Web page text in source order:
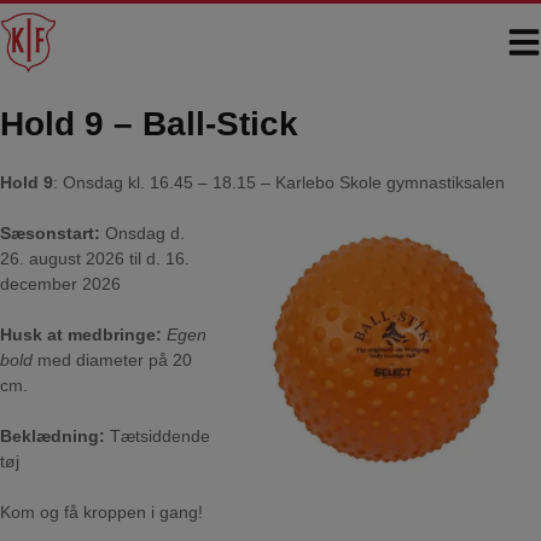
Hop
til
indholdet
Hold 9 – Ball-Stick
Hold 9: Onsdag kl. 16.45 – 18.15 – Karlebo Skole gymnastiksalen
Sæsonstart: Onsdag d.
26. august 2026 til d. 16.
december 2026
Husk at medbringe: Egen
bold med diameter på 20
cm.
Beklædning: Tætsiddende
tøj
Kom og få kroppen i gang!